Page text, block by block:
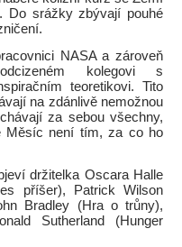
Do srážky zbývají pouhé
NASA a zároveň
kolegovi s
teoretikovi. Tito
na zdánlivě nemožnou
za sebou všechny,
Měsíc není tím, za co ho
držitelka Oscara Halle
příšer), Patrick Wilson
Bradley (Hra o trůny),
Sutherland (Hunger